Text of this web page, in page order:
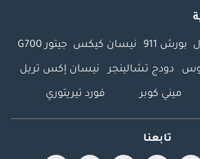
بورش 911 نيسان كيكس جيتور G700
دودج تشالينجر نيسان إكس تريل
ميني كوبر فورد تيريتوري
تابعنا